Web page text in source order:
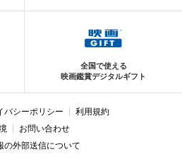
全国で使える
映画鑑賞デジタルギフト
バシーポリシー
利用規約
お問い合わせ
の外部送信について